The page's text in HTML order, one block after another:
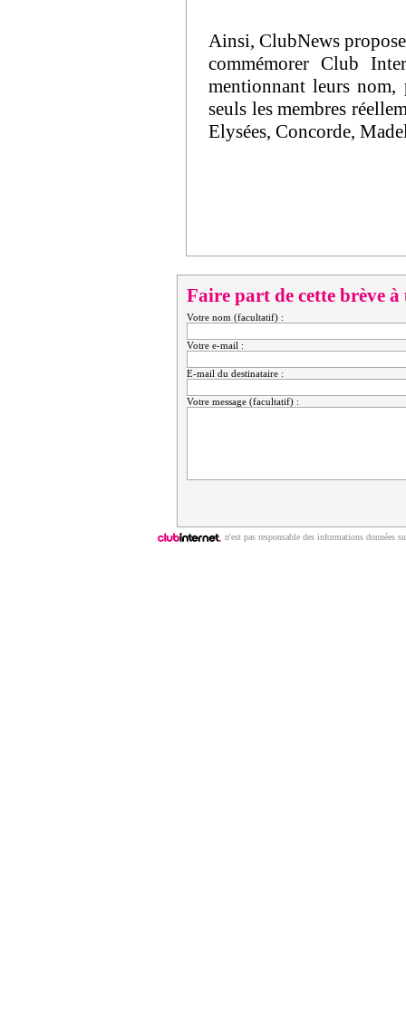
Ainsi, ClubNews
commémorer Club
mentionnant leurs nom,
seuls les membres
Elysées, Concorde,
Faire part de cette brève
Votre nom (facultatif) :
Votre e-mail :
E-mail du destinataire :
Votre message (facultatif) :
n'est pas responsable des informations données